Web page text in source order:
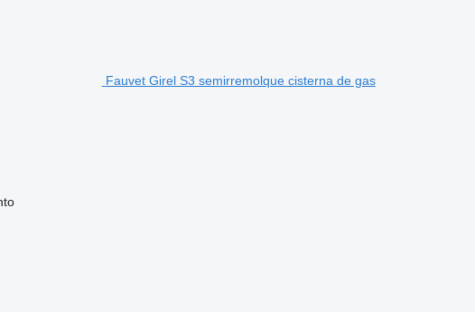
Fauvet Girel S3 semirremolque cisterna de gas